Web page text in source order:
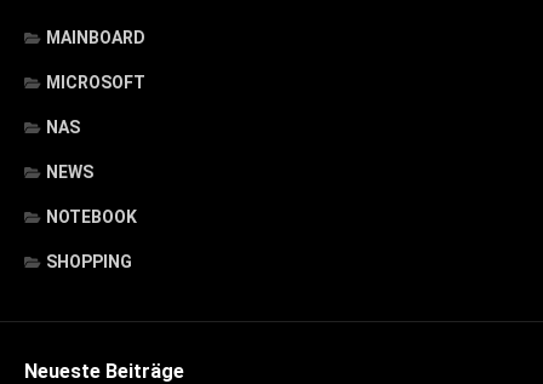
MAINBOARD
MICROSOFT
NAS
NEWS
NOTEBOOK
SHOPPING
Neueste Beiträge